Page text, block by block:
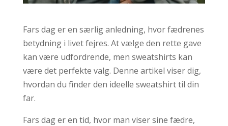
Fars dag er en særlig anledning, hvor fædrenes
betydning i livet fejres. At vælge den rette gave
kan være udfordrende, men sweatshirts kan
være det perfekte valg. Denne artikel viser dig,
hvordan du finder den ideelle sweatshirt til din
far.
Fars dag er en tid, hvor man viser sine fædre,